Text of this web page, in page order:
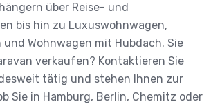
über Reise- und
bis hin zu Luxuswohnwagen,
und Wohnwagen mit Hubdach. Sie
verkaufen? Kontaktieren Sie
tätig und stehen Ihnen zur
Sie in Hamburg, Berlin, Chemitz oder